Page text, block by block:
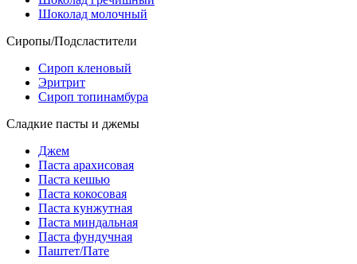
Шоколад молочный
Сиропы/Подсластители
Сироп кленовый
Эритрит
Сироп топинамбура
Сладкие пасты и джемы
Джем
Паста арахисовая
Паста кешью
Паста кокосовая
Паста кунжутная
Паста миндальная
Паста фундучная
Паштет/Пате